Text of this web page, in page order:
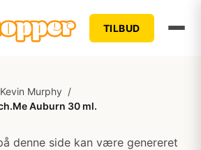
TILBUD
Kevin Murphy /
Auburn 30 ml.
denne side kan være genereret